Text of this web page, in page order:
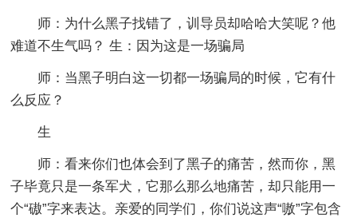
师：为什么黑子找错了，训导员却哈哈大笑呢？他
难道不生气吗？ 生：因为这是一场骗局
师：当黑子明白这一切都一场骗局的时候，它有什
么反应？
生
师：看来你们也体会到了黑子的痛苦，然而你，黑
子毕竟只是一条军犬，它那么那么地痛苦，却只能用一
个“磝”字来表达。亲爱的同学们，你们说这声“嗷”字包含